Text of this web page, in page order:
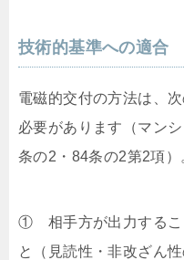
技術的基準への適合
電磁的交付の方法は、
必要があります（マン
条の2・84条の2第2項）
① 相手方が出力するこ
と（見読性・非改ざん性